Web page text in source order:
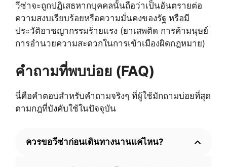
วีซ่าจะถูกปฏิเสธหากบุคคลนั้นถือว่าเป็นอันตรายต่อ
ความสงบเรียบร้อยหรือความมั่นคงของรัฐ หรือมี
ประวัติอาชญากรรมร้ายแรง (ยาเสพติด การค้ามนุษย์
การอำนวยความสะดวกในการเข้าเมืองผิดกฎหมาย)
คำถามที่พบบ่อย (FAQ)
นี่คือคำตอบสำหรับคำถามจริงๆ ที่ผู้ใช้มักถามบ่อยที่สุด
ตามกฎที่บังคับใช้ในปัจจุบัน
ควรขอวีซ่าก่อนเดินทางนานแค่ไหน?